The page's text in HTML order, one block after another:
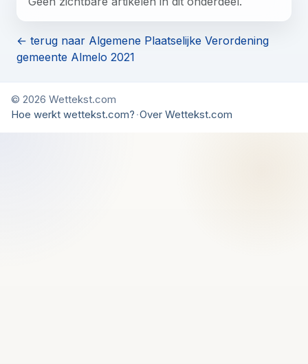
← terug naar Algemene Plaatselijke Verordening
gemeente Almelo 2021
© 2026 Wettekst.com
Hoe werkt wettekst.com? ·Over Wettekst.com